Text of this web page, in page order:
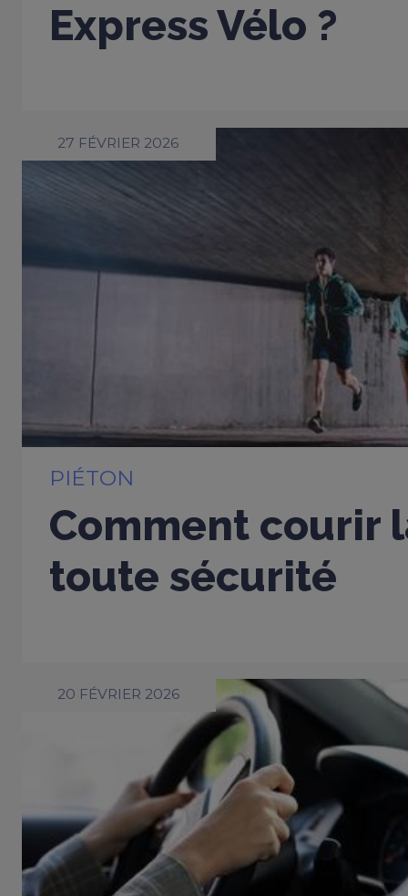
Express Vélo ?
27 FÉVRIER 2026
PIÉTON
Comment courir
toute sécurité
20 FÉVRIER 2026